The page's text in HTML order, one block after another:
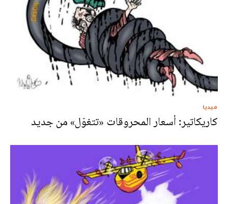
ميديا
كاريكاتير: أسعار المحروقات «تتغوّل» من جديد